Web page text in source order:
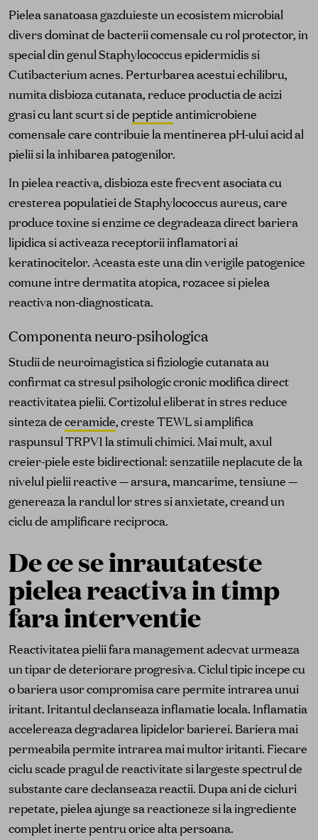
Pielea sanatoasa gazduieste un ecosistem microbial
divers dominat de bacterii comensale cu rol protector, in
special din genul Staphylococcus epidermidis si
Cutibacterium acnes. Perturbarea acestui echilibru,
numita disbioza cutanata, reduce productia de acizi
grasi cu lant scurt si de peptideantimicrobiene
comensale care contribuie la mentinerea pH-ului acid al
pielii si la inhibarea patogenilor.
In pielea reactiva, disbioza este frecvent asociata cu
cresterea populatiei de Staphylococcus aureus, care
produce toxine si enzime ce degradeaza direct bariera
lipidica si activeaza receptorii inflamatori ai
keratinocitelor. Aceasta este una din verigile patogenice
comune intre dermatita atopica, rozacee si pielea
reactiva non-diagnosticata.
Componenta neuro-psihologica
Studii de neuroimagistica si fiziologie cutanata au
confirmat ca stresul psihologic cronic modifica direct
reactivitatea pielii. Cortizolul eliberat in stres reduce
sinteza deceramide, creste TEWL si amplifica
raspunsul TRPV1 la stimuli chimici. Mai mult, axul
creier-piele este bidirectional: senzatiile neplacute de la
nivelul pielii reactive — arsura, mancarime, tensiune —
genereaza la randul lor stres si anxietate, creand un
ciclu de amplificare reciproca.
De ce se inrautateste
pielea reactiva in timp
fara interventie
Reactivitatea pielii fara management adecvat urmeaza
un tipar de deteriorare progresiva. Ciclul tipic incepe cu
o bariera usor compromisa care permite intrarea unui
iritant. Iritantul declanseaza inflamatie locala. Inflamatia
accelereaza degradarea lipidelor barierei. Bariera mai
permeabila permite intrarea mai multor iritanti. Fiecare
ciclu scade pragul de reactivitate si largeste spectrul de
substante care declanseaza reactii. Dupa ani de cicluri
repetate, pielea ajunge sa reactioneze si la ingrediente
complet inerte pentru orice alta persoana.